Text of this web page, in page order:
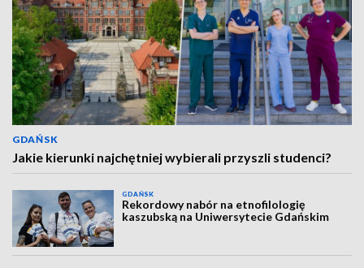
GDAŃSK
Jakie kierunki najchętniej wybierali przyszli studenci?
GDAŃSK
Rekordowy nabór na etnofilologię
kaszubską na Uniwersytecie Gdańskim